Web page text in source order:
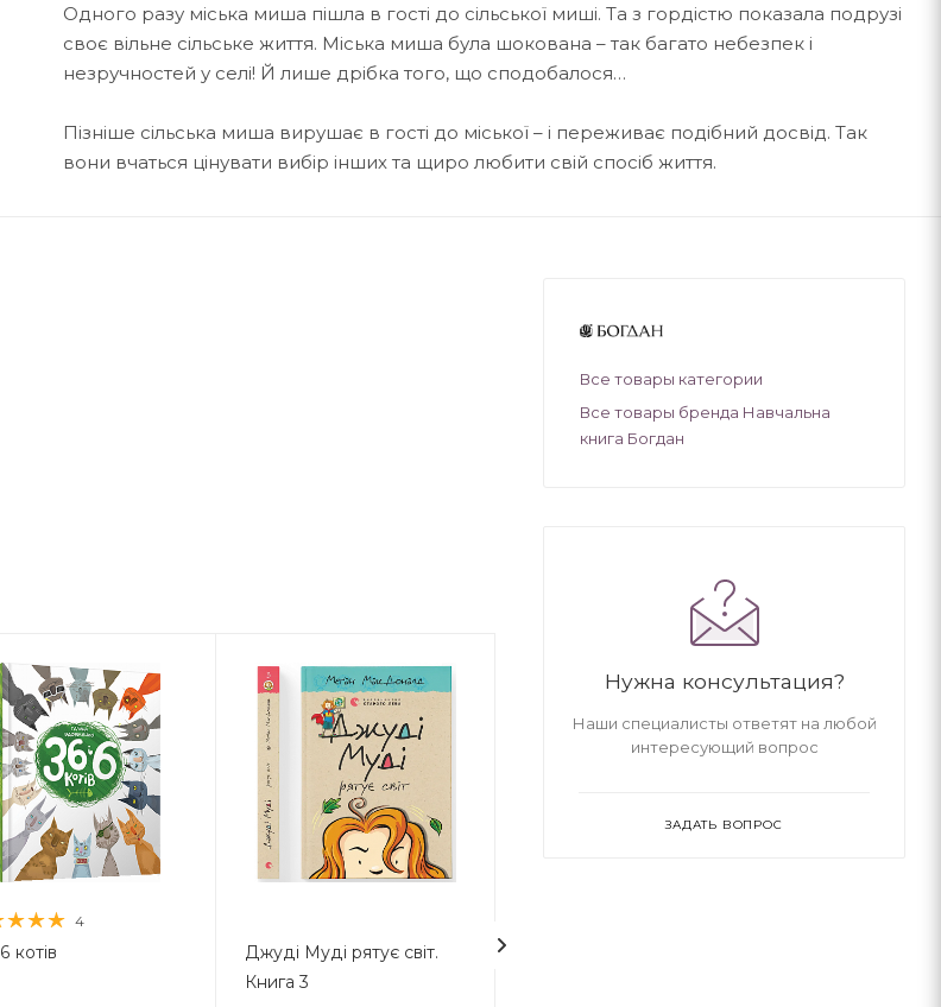
Одного разу міська миша пішла в гості до сільської миші. Та з гордістю показала подрузі
своє вільне сільське життя. Міська миша була шокована – так багато небезпек і
незручностей у селі! Й лише дрібка того, що сподобалося…
Пізніше сільська миша вирушає в гості до міської – і переживає подібний досвід. Так
вони вчаться цінувати вибір інших та щиро любити свій спосіб життя.
4
котів
Джуді Муді рятує світ.
Книга 3
Все товары категории
Все товары бренда Навчальна
книга Богдан
Нужна консультация?
Наши специалисты ответят на любой
интересующий вопрос
ЗАДАТЬ ВОПРОС